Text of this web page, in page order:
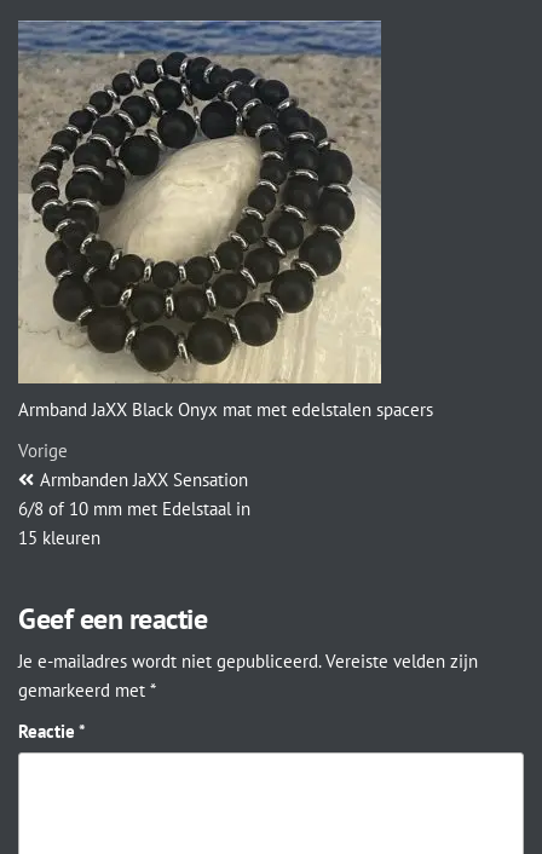
Armband JaXX Black Onyx mat met edelstalen spacers
Vorige
Armbanden JaXX Sensation
6/8 of 10 mm met Edelstaal in
15 kleuren
Geef een reactie
Je e-mailadres wordt niet gepubliceerd. Vereiste velden zijn
gemarkeerd met *
Reactie *